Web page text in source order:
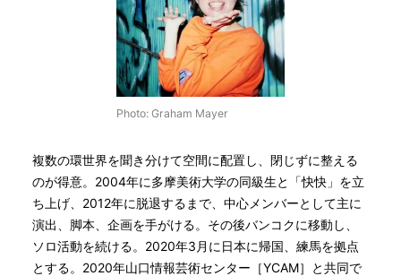
Photo: Graham Mayer
複数の環世界を聞き分けて空間に配置し、閉じずに整える
のが得意。2004年に多摩美術大学の同級生と「快快」を立
ち上げ、2012年に脱退するまで、中心メンバーとして主に
演出、脚本、企画を手がける。その後バンコクに移動し、
ソロ活動を続ける。2020年3月に日本に帰国、練馬を拠点
とする。2020年山口情報芸術センター［YCAM］と共同で